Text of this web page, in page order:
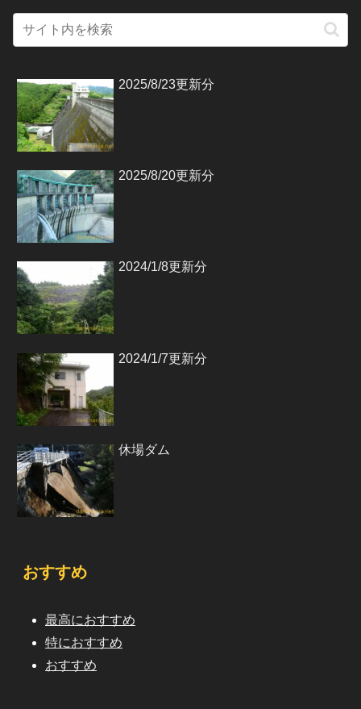
2025/8/23更新分
2025/8/20更新分
2024/1/8更新分
2024/1/7更新分
休場ダム
おすすめ
最高におすすめ
特におすすめ
おすすめ